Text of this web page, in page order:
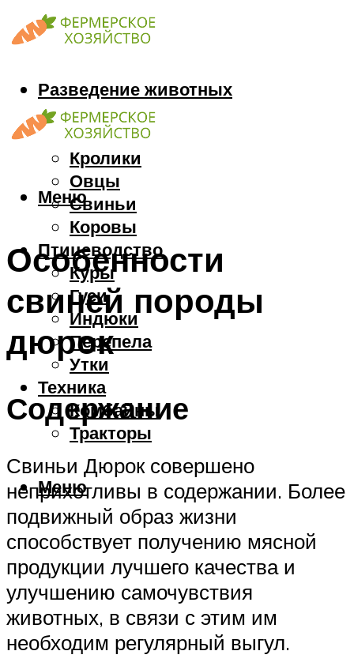
Разведение животных
Козы
Кони
Кролики
Овцы
Свиньи
Коровы
Птицеводство
Куры
Гуси
Индюки
Перепела
Утки
Техника
Комбайны
Тракторы
Меню
Меню
Особенности
свиней породы
дюрок
Содержание
Свиньи Дюрок совершено
неприхотливы в содержании. Более
подвижный образ жизни
способствует получению мясной
продукции лучшего качества и
улучшению самочувствия
животных, в связи с этим им
необходим регулярный выгул.